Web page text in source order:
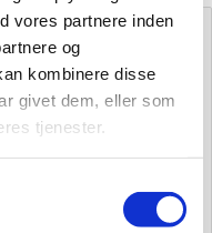
vores partnere inden
og
kombinere disse
givet dem, eller som
tjenester.